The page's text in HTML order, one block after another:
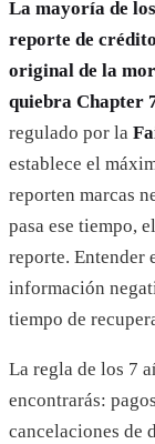
La mayoría de
reporte de
original de la
quiebra Chapter
regulado por la
establece el
reporten marcas
pasa ese tiempo,
reporte. Entender
información
tiempo de
La regla de los 7
encontrarás:
cancelaciones de